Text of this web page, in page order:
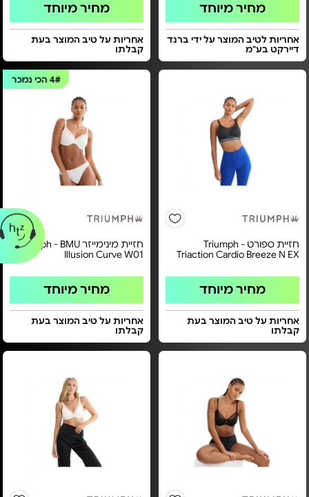
מחיר מיוחד
אחריות לטיב המוצר על ידי ברנד
דיירקט בע"מ
מחיר מיוחד
אחריות על טיב המוצר בעת
קבלתו
חזיית ספורט Triumph -
Triaction Cardio Breeze N EX
מחיר מיוחד
אחריות על טיב המוצר בעת
קבלתו
4#הכי נמכר
חזיית מינימייזר Triumph - BMU
Illusion Curve W01
מחיר מיוחד
אחריות על טיב המוצר בעת
קבלתו